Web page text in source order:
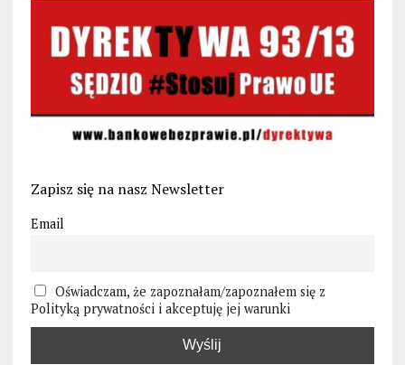
Zapisz się na nasz Newsletter
Email
Oświadczam, że zapoznałam/zapoznałem się z
Polityką prywatności i akceptuję jej warunki